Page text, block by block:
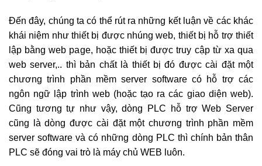
Đến đây, chúng ta có thể rút ra những kết luận về các khác
khái niệm như thiết bị được nhúng web, thiết bị hỗ trợ thiết
lập bằng web page, hoặc thiết bị được truy cập từ xa qua
web server,.. thì bản chất là thiết bị đó được cài đặt một
chương trình phần mềm server software có hỗ trợ các
ngôn ngữ lập trình web (hoặc tạo ra các giao diện web).
Cũng tương tự như vậy, dòng PLC hỗ trợ Web Server
cũng là dòng được cài đặt một chương trình phần mềm
server software và có những dòng PLC thì chính bản thân
PLC sẽ đóng vai trò là máy chủ WEB luôn.